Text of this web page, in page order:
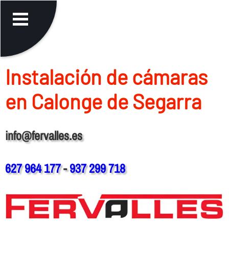
Instalación de cámaras
en Calonge de Segarra
info@fervalles.es
627 964 177-937 299 718